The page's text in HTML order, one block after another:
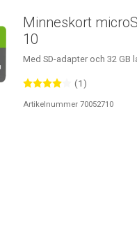
Minneskort
10
Med SD-adapter och 32 GB
(1)
Artikelnummer 70052710